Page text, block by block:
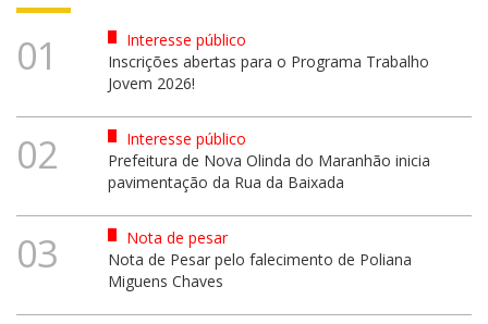
01
Interesse público
Inscrições abertas para o Programa Trabalho
Jovem 2026!
02
Interesse público
Prefeitura de Nova Olinda do Maranhão inicia
pavimentação da Rua da Baixada
03
Nota de pesar
Nota de Pesar pelo falecimento de Poliana
Miguens Chaves